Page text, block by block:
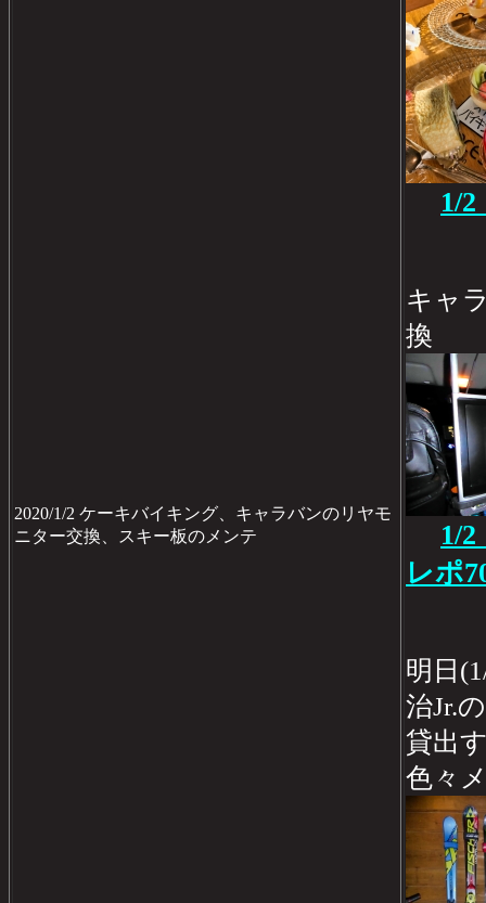
2020/1/2 ケーキバイキング、キャラバンのリヤモ
ニター交換、スキー板のメンテ
1/
キャ
換
1/
レポ
明日
治Jr.
貸出
色々